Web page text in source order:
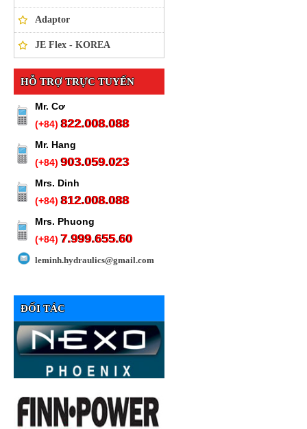
Adaptor
JE Flex - KOREA
HỖ TRỢ TRỰC TUYẾN
Mr. Cơ
(+84)822.008.088
Mr. Hang
(+84)903.059.023
Mrs. Dinh
(+84)812.008.088
Mrs. Phuong
(+84)7.999.655.60
leminh.hydraulics@gmail.com
ĐỐI TÁC